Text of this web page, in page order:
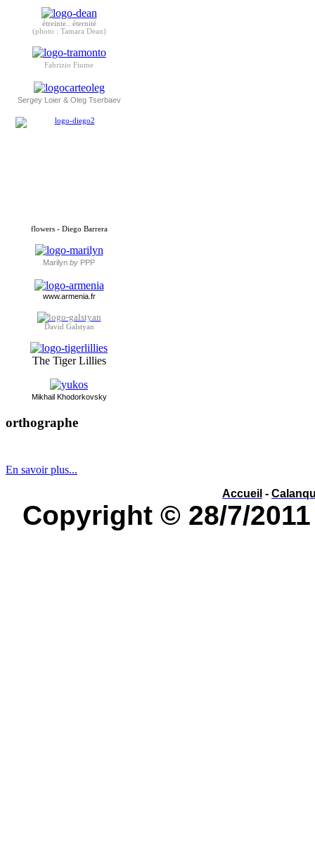
étreinte.. éternité
(photo : Tamara Dean)
Fabrizio Fiume
Sergey Loier & Oleg Tserbaev
flowers - Diego Barrera
Marilyn by PPP
www.armenia.fr
David Galstyan
The Tiger Lillies
Mikhail Khodorkovsky
orthographe
En savoir plus...
Accueil -
Copyright © 28/7/